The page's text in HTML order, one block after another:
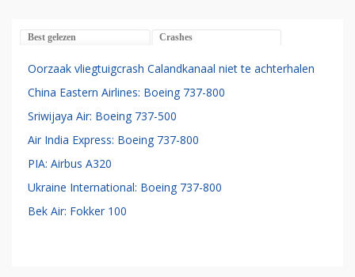
Best gelezen Crashes
Oorzaak vliegtuigcrash Calandkanaal niet te achterhalen
China Eastern Airlines: Boeing 737-800
Sriwijaya Air: Boeing 737-500
Air India Express: Boeing 737-800
PIA: Airbus A320
Ukraine International: Boeing 737-800
Bek Air: Fokker 100